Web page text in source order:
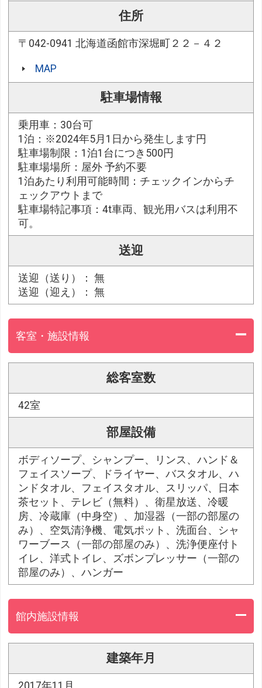
住所
〒042-0941 北海道函館市深堀町２２－４２
MAP
駐車場情報
乗用車：30台可
1泊：※2024年5月1日から発生します円
駐車場制限：1泊1台につき500円
駐車場場所：屋外 予約不要
1泊あたり利用可能時間：チェックインからチ
ェックアウトまで
駐車場特記事項：4t車両、観光用バスは利用不
可。
送迎
送迎（送り）： 無
送迎（迎え）： 無
客室・施設情報
総客室数
42室
部屋設備
ボディソープ、シャンプー、リンス、ハンド＆
フェイスソープ、ドライヤー、バスタオル、ハ
ンドタオル、フェイスタオル、スリッパ、日本
茶セット、テレビ（無料）、衛星放送、冷暖
房、冷蔵庫（中身空）、加湿器（一部の部屋の
み）、空気清浄機、電気ポット、洗面台、シャ
ワーブース（一部の部屋のみ）、洗浄便座付ト
イレ、洋式トイレ、ズボンプレッサー（一部の
部屋のみ）、ハンガー
館内施設情報
建築年月